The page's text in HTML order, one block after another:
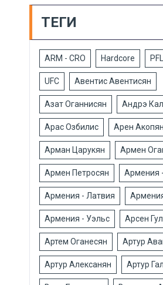
ТЕГИ
ARM - CRO Hardcore
UFC Авентис Авентисян
Азат Оганнисян Андрэ
Арас Озбилис Арен Акопян
Арман Царукян Армен
Армен Петросян Армения
Армения - Латвия
Армения - Уэльс Арсен
Артем Оганесян Артур
Артур Алексанян Артур